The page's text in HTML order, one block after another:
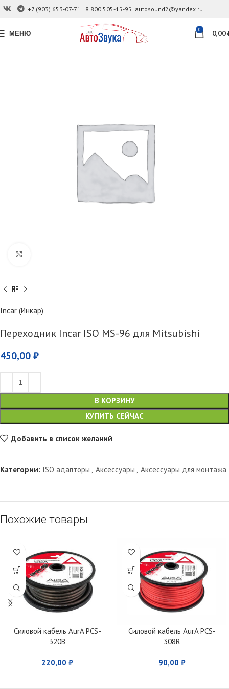
+7 (903) 653-07-71 8 800 505-15-95 autosound2@yandex.ru
МЕНЮ 0 0,00
Incar (Инкар)
Переходник Incar ISO MS-96 для Mitsubishi
450,00 ₽
В КОРЗИНУ
КУПИТЬ СЕЙЧАС
Добавить в список желаний
Категории: ISO адапторы , Аксессуары , Аксессуары для монтажа
Похожие товары
Силовой кабель AurA PCS-
320B
220,00 ₽
Силовой кабель AurA PCS-
308R
90,00 ₽